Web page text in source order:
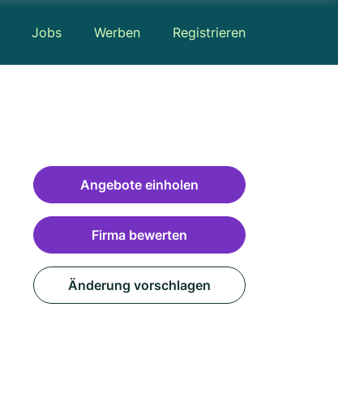
Jobs Werben Registrieren
Angebote einholen
Firma bewerten
Änderung vorschlagen